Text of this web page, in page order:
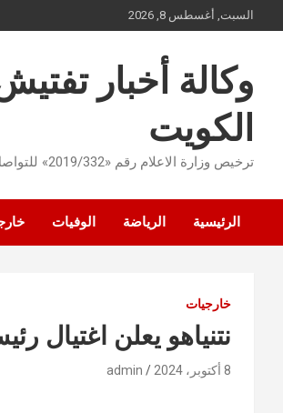
to
السبت, أغسطس 8, 2026
وكالة أخبار
الكويت
ترخيص وزارة الاعلام رقم «2019/332» للتواصل : 51787720
الرئيسية الرياضة الوفيات
خارجيات
نتنياهو يعلن اغتيال
8 أكتوبر، 2024 admin